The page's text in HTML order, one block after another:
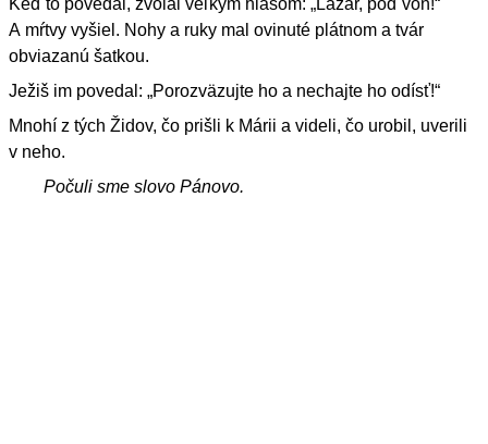
A mŕtvy vyšiel. Nohy a ruky mal ovinuté plátnom a tvár
obviazanú šatkou.
Ježiš im povedal: „Porozväzujte ho a nechajte ho odísť!“
Mnohí z tých Židov, čo prišli k Márii a videli, čo urobil, uverili
v neho.
Počuli sme slovo Pánovo.